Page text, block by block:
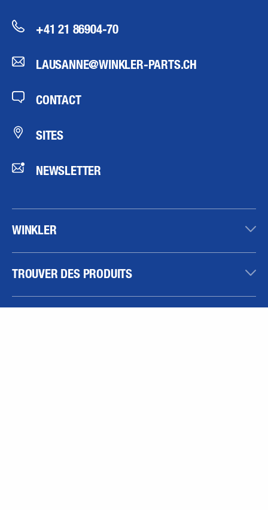
+41 21 86904-70
LAUSANNE@WINKLER-PARTS.CH
CONTACT
SITES
NEWSLETTER
WINKLER
TROUVER DES PRODUITS